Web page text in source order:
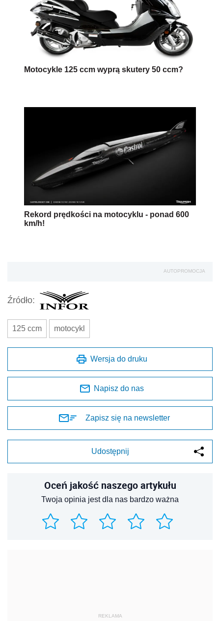
Motocykle 125 ccm wyprą skutery 50 ccm?
Rekord prędkości na motocyklu - ponad 600
km/h!
AUTOPROMOCJA
Źródło:
125 ccm motocykl
Wersja do druku
Napisz do nas
Zapisz się na newsletter
Udostępnij
Oceń jakość naszego artykułu
Twoja opinia jest dla nas bardzo ważna
REKLAMA